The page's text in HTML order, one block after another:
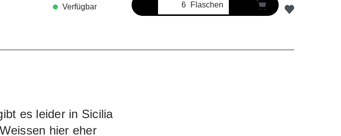
Verfügbar Flaschen
es leider in Sicilia
hier eher